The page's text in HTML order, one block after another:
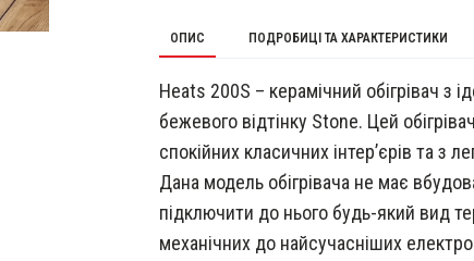
ОПИС ПОДРОБИЦІ ТА ХАРАКТЕРИСТИКИ
Heats 200S – керамічний обігрівач з
бежевого відтінку Stone. Цей
спокійних класичних інтер’єрів та з
Дана модель обігрівача не має
підключити до нього будь-який вид
механічних до найсучасніших